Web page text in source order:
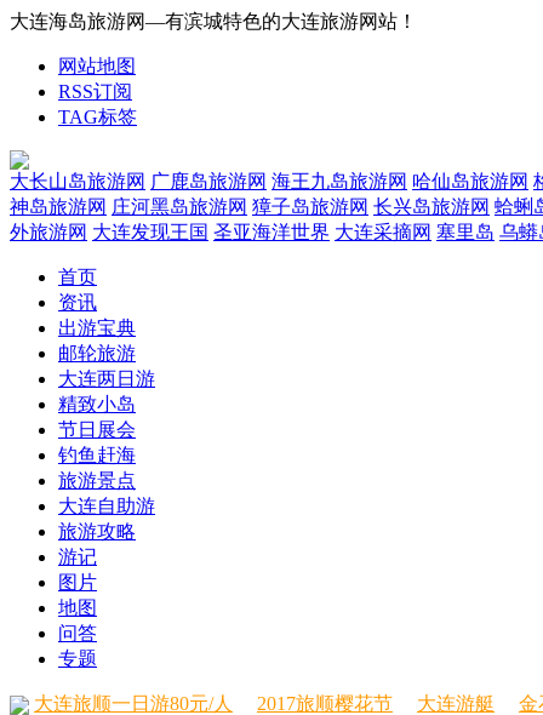
大连海岛旅游网—有滨城特色的大连旅游网站！
网站地图
RSS订阅
TAG标签
大长山岛旅游网 广鹿岛旅游网 海王九岛旅游网 哈仙岛旅游网
神岛旅游网 庄河黑岛旅游网 獐子岛旅游网 长兴岛旅游网 蛤蜊
外旅游网 大连发现王国 圣亚海洋世界 大连采摘网 塞里岛 乌蟒
首页
资讯
出游宝典
邮轮旅游
大连两日游
精致小岛
节日展会
钓鱼赶海
旅游景点
大连自助游
旅游攻略
游记
图片
地图
问答
专题
大连旅顺一日游80元/人 2017旅顺樱花节 大连游艇
金